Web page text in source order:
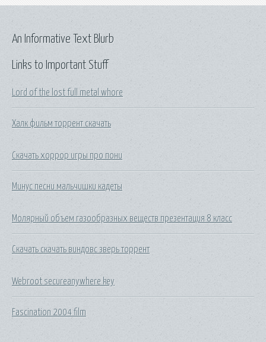
Links to Important Stuff
Lord of the lost full metal whore
Халк фильм торрент скачать
Скачать хоррор игры про пони
Минус песни мальчишки кадеты
Молярный объем газообразных веществ презентация 8 класс
Скачать скачать виндовс зверь торрент
Webroot secureanywhere key
Fascination 2004 film
An Informative Text Blurb